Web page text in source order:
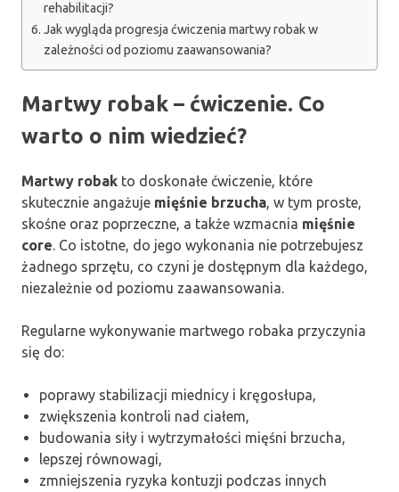
rehabilitacji?
Jak wygląda progresja ćwiczenia martwy robak w
zależności od poziomu zaawansowania?
Martwy robak – ćwiczenie. Co
warto o nim wiedzieć?
Martwy robak to doskonałe ćwiczenie, które
skutecznie angażuje mięśnie brzucha, w tym proste,
skośne oraz poprzeczne, a także wzmacnia mięśnie
core. Co istotne, do jego wykonania nie potrzebujesz
żadnego sprzętu, co czyni je dostępnym dla każdego,
niezależnie od poziomu zaawansowania.
Regularne wykonywanie martwego robaka przyczynia
się do:
poprawy stabilizacji miednicy i kręgosłupa,
zwiększenia kontroli nad ciałem,
budowania siły i wytrzymałości mięśni brzucha,
lepszej równowagi,
zmniejszenia ryzyka kontuzji podczas innych